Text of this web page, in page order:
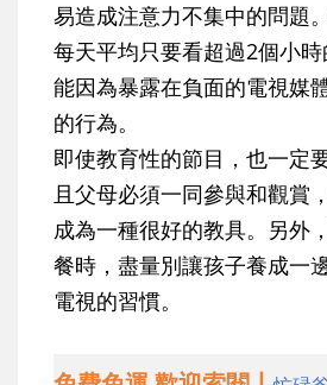
易造成注意力不集中的問題
每天平均只要看超過2個小
能因為暴露在負面的電視媒
的行為。
即使教育性的節目，也一定
且父母必須一同參與和觀賞
成為一種很好的教具。另外
餐時，盡量別讓孩子養成一
電視的習慣。